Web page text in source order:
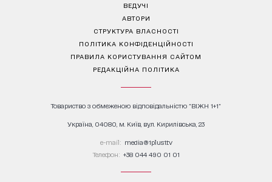
ВЕДУЧІ
АВТОРИ
СТРУКТУРА ВЛАСНОСТІ
ПОЛІТИКА КОНФІДЕНЦІЙНОСТІ
ПРАВИЛА КОРИСТУВАННЯ САЙТОМ
РЕДАКЦІЙНА ПОЛІТИКА
Товариство з обмеженою відповідальністю "ВІЖН 1+1"
Україна, 04080, м. Київ, вул. Кирилівська, 23
е-mail: media@1plus1.tv
Телефон: +38 044 490 01 01